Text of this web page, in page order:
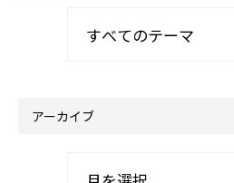
アーカイブ